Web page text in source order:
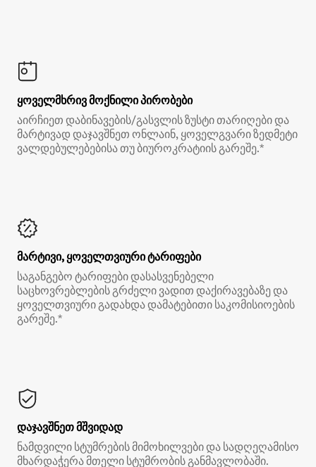
ყოველმხრივ მოქნილი პირობები
აირჩიეთ დაბინავების/გასვლის ზუსტი თარიღები და
მარტივად დაჯავშნეთ ონლაინ, ყოველგვარი ზედმეტი
ვალდებულებებისა თუ ბიუროკრატიის გარეშე.*
მარტივი, ყოველთვიური ტარიფები
საგანგებო ტარიფები დასასვენებელი
საცხოვრებლების გრძელი ვადით დაქირავებაზე და
ყოველთვიური გადახდა დამატებითი საკომისიოების
გარეშე.*
დაჯავშნეთ მშვიდად
ნამდვილი სტუმრების მიმოხილვები და სადღეღამისო
მხარდაჭერა მთელი სტუმრობის განმავლობაში.